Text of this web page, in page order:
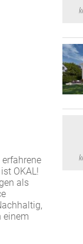
OKAL!
als
einem